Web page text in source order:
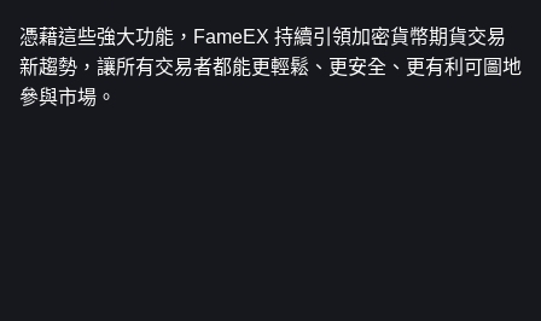
憑藉這些強大功能，FameEX 持續引領加密貨幣期貨交易
新趨勢，讓所有交易者都能更輕鬆、更安全、更有利可圖地
參與市場。